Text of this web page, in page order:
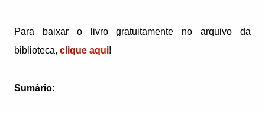
Para baixar o livro gratuitamente no arquivo da
biblioteca, clique aqui!
Sumário: